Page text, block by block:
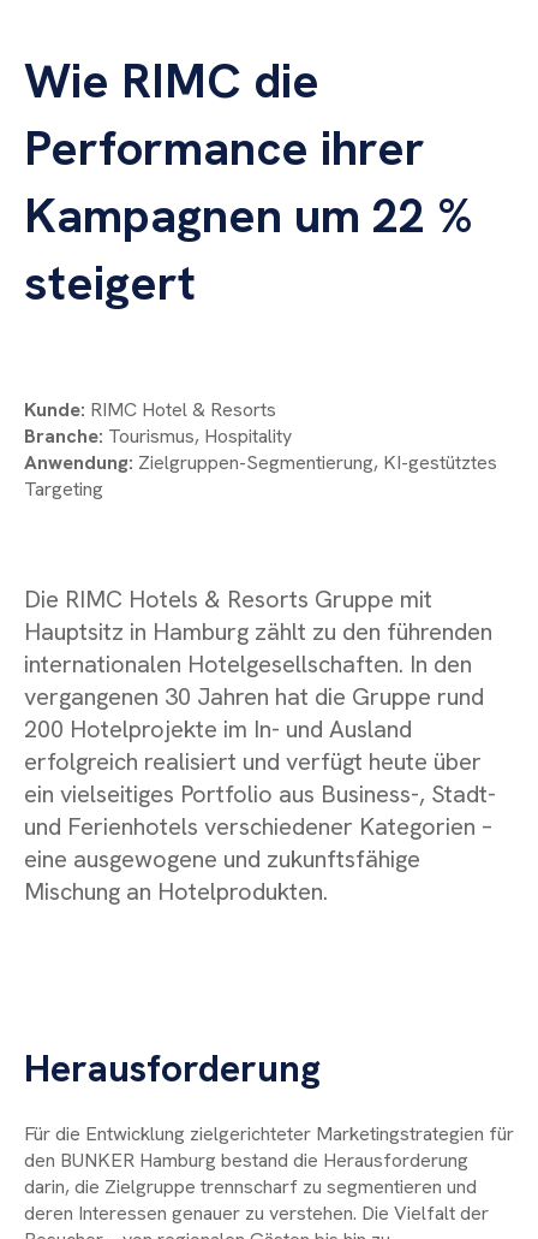
Wie RIMC die
Performance ihrer
Kampagnen um 22 %
steigert
Kunde: RIMC Hotel & Resorts
Branche: Tourismus, Hospitality
Anwendung: Zielgruppen-Segmentierung, KI-gestütztes
Targeting
Die RIMC Hotels & Resorts Gruppe mit
Hauptsitz in Hamburg zählt zu den führenden
internationalen Hotelgesellschaften. In den
vergangenen 30 Jahren hat die Gruppe rund
200 Hotelprojekte im In- und Ausland
erfolgreich realisiert und verfügt heute über
ein vielseitiges Portfolio aus Business-, Stadt-
und Ferienhotels verschiedener Kategorien –
eine ausgewogene und zukunftsfähige
Mischung an Hotelprodukten.
Herausforderung
Für die Entwicklung zielgerichteter Marketingstrategien für
den BUNKER Hamburg bestand die Herausforderung
darin, die Zielgruppe trennscharf zu segmentieren und
deren Interessen genauer zu verstehen. Die Vielfalt der